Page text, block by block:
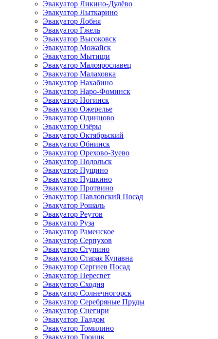
Эвакуатор Ликино-Дулёво
Эвакуатор Лыткарино
Эвакуатор Лобня
Эвакуатор Гжель
Эвакуатор Высоковск
Эвакуатор Можайск
Эвакуатор Мытищи
Эвакуатор Малоярославец
Эвакуатор Малаховка
Эвакуатор Нахабино
Эвакуатор Наро-Фоминск
Эвакуатор Ногинск
Эвакуатор Ожерелье
Эвакуатор Одинцово
Эвакуатор Озёры
Эвакуатор Октябрьский
Эвакуатор Обнинск
Эвакуатор Орехово-Зуево
Эвакуатор Подольск
Эвакуатор Пущино
Эвакуатор Пушкино
Эвакуатор Протвино
Эвакуатор Павловский Посад
Эвакуатор Рошаль
Эвакуатор Реутов
Эвакуатор Руза
Эвакуатор Раменское
Эвакуатор Серпухов
Эвакуатор Ступино
Эвакуатор Старая Купавна
Эвакуатор Сергиев Посад
Эвакуатор Пересвет
Эвакуатор Сходня
Эвакуатор Солнечногорск
Эвакуатор Серебряные Пруды
Эвакуатор Снегири
Эвакуатор Талдом
Эвакуатор Томилино
Эвакуатор Троицк